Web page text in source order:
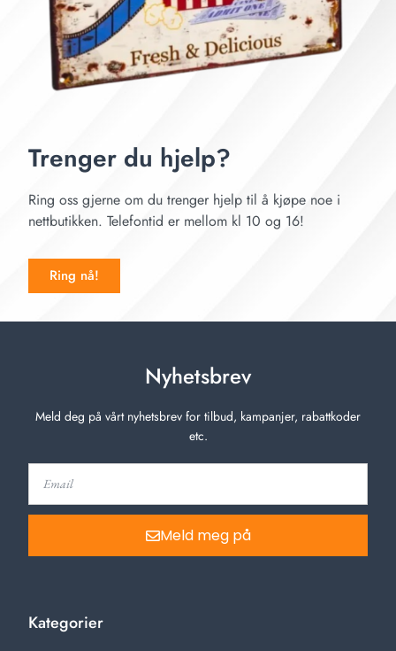
Trenger du hjelp?
Ring oss gjerne om du trenger hjelp til å kjøpe noe i
nettbutikken. Telefontid er mellom kl 10 og 16!
Ring nå!
Nyhetsbrev
Meld deg på vårt nyhetsbrev for tilbud, kampanjer, rabattkoder
etc.
Meld meg på
Kategorier